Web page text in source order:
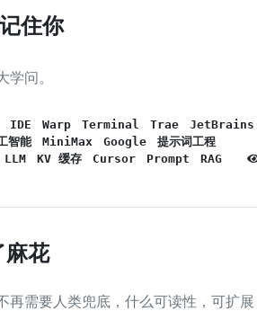
住你
问。
IDE Warp Terminal Trae JetBrains
智能 MiniMax Google
提示词工程
LLM KV 缓存 Cursor Prompt
RAG
花
需要人类兜底，什么可读性，可扩展